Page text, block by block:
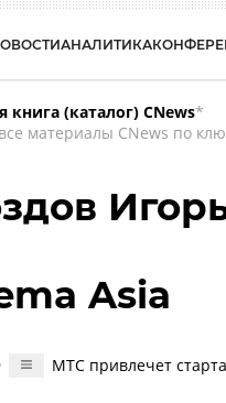
АНАЛИТИКА
книга (каталог) CNews*
материалы CNews по
Asia
МТС привлечет